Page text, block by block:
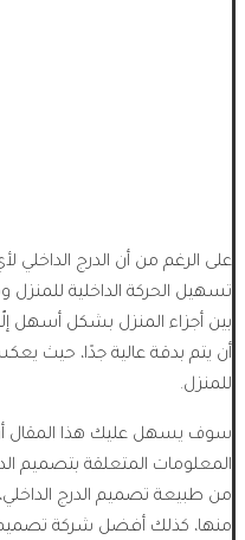
على الرغم من أن الدرج الداخلي
تسهيل الحركة الداخلية
بين أجزاء المنزل بشكل أسهل
أن يتم بدقة عالية جدًا، حيث
للمنزل.
سوف يسهل عليك هذا المقال
المعلومات المتعلقة بتصميم
من طبيعة تصميم الدرج الداخلي،
منها، كذلك أفضل شركة تصميم